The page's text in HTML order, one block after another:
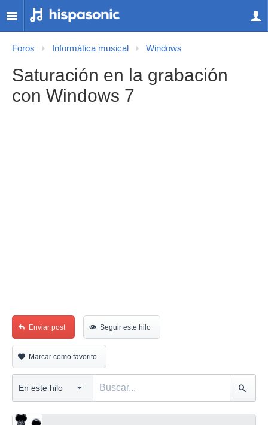
Foros Informática musical Windows
Saturación en la grabación
con Windows 7
Enviar post Seguir este hilo
Marcar como favorito